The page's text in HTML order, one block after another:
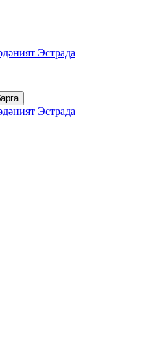
Эстрада
Эстрада